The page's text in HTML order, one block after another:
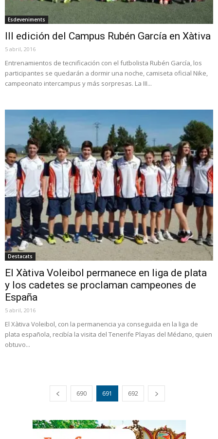
Esdeveniments
III edición del Campus Rubén García en Xàtiva
5 abril, 2016
Entrenamientos de tecnificación con el futbolista Rubén García, los
participantes se quedarán a dormir una noche, camiseta oficial Nike,
campeonato intercampus y más sorpresas. La III...
Destacats
El Xàtiva Voleibol permanece en liga de plata
y los cadetes se proclaman campeones de
España
5 abril, 2016
El Xàtiva Voleibol, con la permanencia ya conseguida en la liga de
plata española, recibía la visita del Tenerife Playas del Médano, quien
obtuvo...
690 691 692